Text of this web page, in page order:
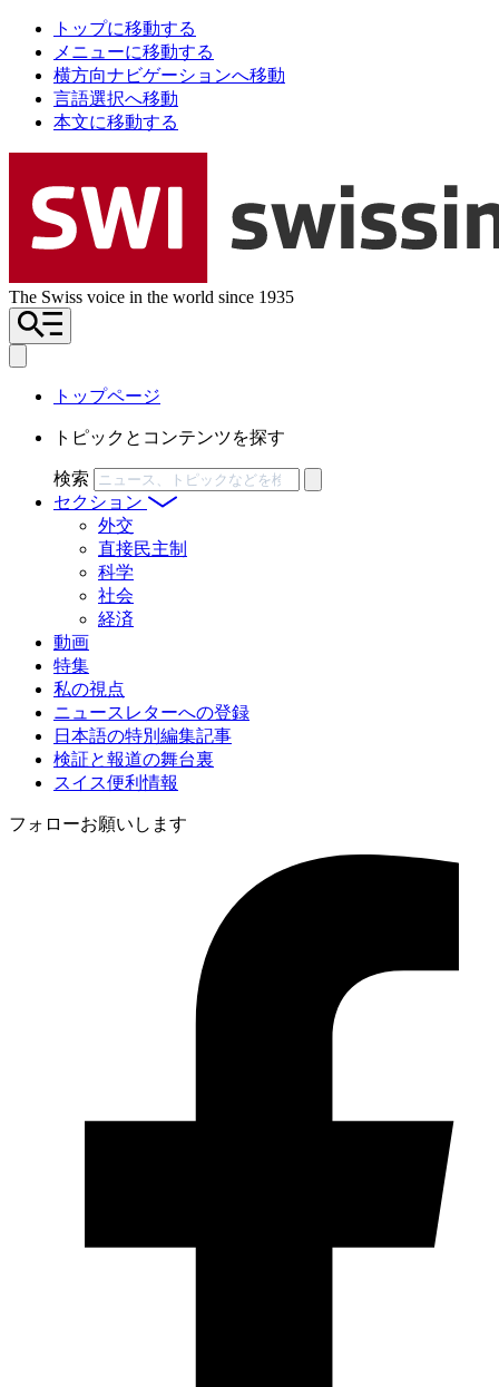
トップに移動する
メニューに移動する
横方向ナビゲーションへ移動
言語選択へ移動
本文に移動する
The Swiss voice in the world since 1935
トップページ
トピックとコンテンツを探す
検索
セクション
外交
直接民主制
科学
社会
経済
動画
特集
私の視点
ニュースレターへの登録
日本語の特別編集記事
検証と報道の舞台裏
スイス便利情報
フォローお願いします